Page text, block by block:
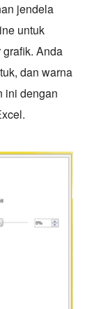
jendela
untuk
Anda
dan warna
ini dengan